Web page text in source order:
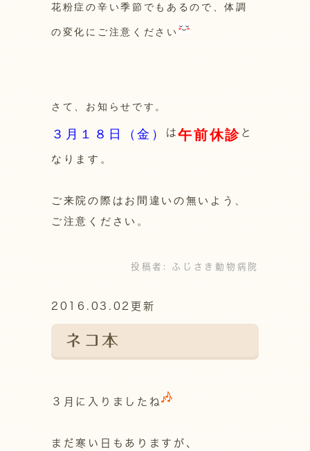
花粉症の辛い季節でもあるので、体調
の変化にご注意ください
さて、お知らせです。
３月１８日（金） は午前休診 と
なります。
ご来院の際はお間違いの無いよう、
ご注意ください。
投稿者: ふじさき動物病院
2016.03.02更新
ネコ本
３月に入りましたね
まだ寒い日もありますが、